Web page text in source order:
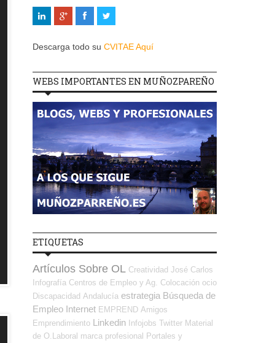
Descarga todo su CVITAE Aquí
WEBS IMPORTANTES EN MUÑOZPAREÑO
ETIQUETAS
Artículos Sobre OL Creatividad José Carlos
Infografía Centros de Empleo y Ag. Colocación ocio
Discapacidad Andalucía estrategia Búsqueda de
Empleo Internet EMPREND Amigos
Emprendimiento Linkedin Infojobs Twitter Material
de O.Laboral marca profesional
Portales y